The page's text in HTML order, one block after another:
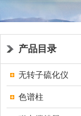
产品目录
无转子硫化仪
色谱柱